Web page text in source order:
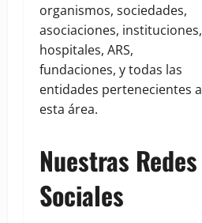
organismos, sociedades,
asociaciones, instituciones,
hospitales, ARS,
fundaciones, y todas las
entidades pertenecientes a
esta área.
Nuestras Redes
Sociales